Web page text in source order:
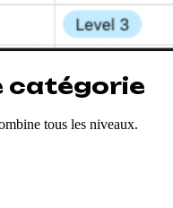
catégorie
tous les niveaux.